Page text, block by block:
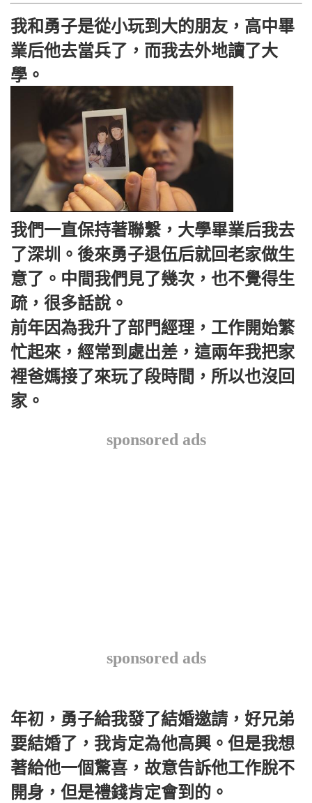
我和勇子是從小玩到大的朋友，高中畢
業后他去當兵了，而我去外地讀了大
學。
我們一直保持著聯繫，大學畢業后我去
了深圳。後來勇子退伍后就回老家做生
意了。中間我們見了幾次，也不覺得生
疏，很多話說。
前年因為我升了部門經理，工作開始繁
忙起來，經常到處出差，這兩年我把家
裡爸媽接了來玩了段時間，所以也沒回
家。
sponsored ads
sponsored ads
年初，勇子給我發了結婚邀請，好兄弟
要結婚了，我肯定為他高興。但是我想
著給他一個驚喜，故意告訴他工作脫不
開身，但是禮錢肯定會到的。